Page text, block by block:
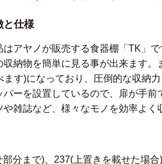
と仕様
アヤノが販売する食器棚「TK」
納物を簡単に見る事が出来ます
す)になっており、圧倒的な収納
ーを設置しているので、扉が手
雑誌など、様々なモノを効率よ
分まで)、237(上置きを載せた場合